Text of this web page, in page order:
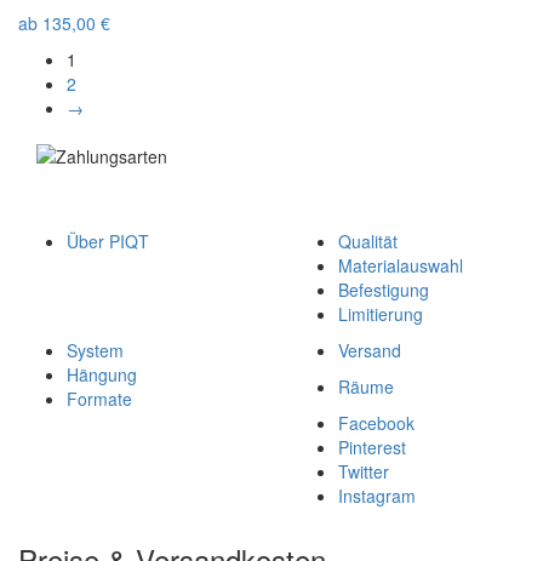
ab 135,00 €
1
2
→
Über PIQT
Qualität
Materialauswahl
Befestigung
Limitierung
System
Hängung
Formate
Versand
Räume
Facebook
Pinterest
Twitter
Instagram